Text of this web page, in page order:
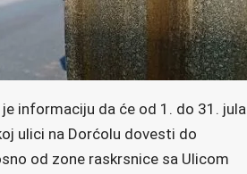
informaciju da će od 1. do 31. jula
ulici na Dorćolu dovesti do
od zone raskrsnice sa Ulicom